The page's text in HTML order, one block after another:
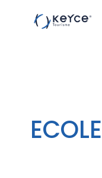
ECOLE